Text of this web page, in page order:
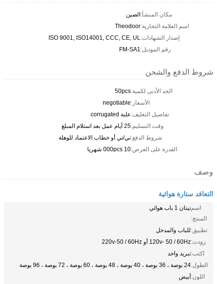
مكان المنشأ:الصين
اسم العلامة التجارية:Theodoor
إصدار الشهادات:ISO 9001, ISO14001, CCC, CE, UL
رقم الموديل:FM-SA1
شروط الدفع والشحن
الحد الأدنى لكمية:50pcs
الأسعار:negotiable
تفاصيل التغليف:علبة corrugated
وقت التسليم:25 أيام عمل بعد استلام المبلغ
شروط الدفع:تي/تي أو خطاب الاعتماد للوهلة
القدرة على العرض:10 000pcs شهريا
وصف
التعاقد ستارة هوائية
اسم
المنتج:
تيتان 1 باب هوائي
تطبيق:للباب والمدخل
زودت:120v- 50 / 60Hz أو 220v-50 / 60Hz
اكتب:تبريد واحد
الطول:24 بوصة ، 36 بوصة ، 40 بوصة ، 48 بوصة ، 60 بوصة ، 72 بوصة ، 96 بوصة
اللون:أبيض